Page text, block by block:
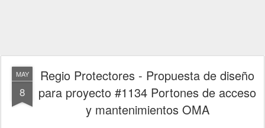
MAY
8
Regio Protectores - Propuesta de diseño
para proyecto #1134 Portones de acceso
y mantenimientos OMA